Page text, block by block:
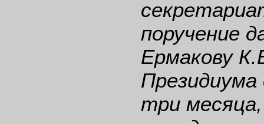
поручение
Ермакову
три